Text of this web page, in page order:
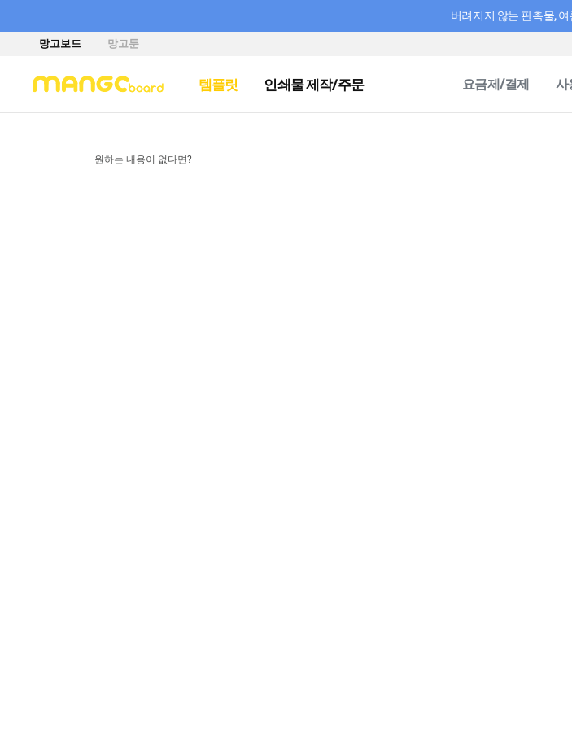
버려지지 않는 판촉물, 여
망고보드 망고툰
템플릿 인쇄물 제작/주문 요금제/결제 사
원하는 내용이 없다면?